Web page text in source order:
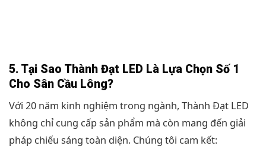
5. Tại Sao Thành Đạt LED Là Lựa Chọn Số 1
Cho Sân Cầu Lông?
Với 20 năm kinh nghiệm trong ngành, Thành Đạt LED
không chỉ cung cấp sản phẩm mà còn mang đến giải
pháp chiếu sáng toàn diện. Chúng tôi cam kết: